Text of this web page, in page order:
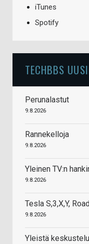
iTunes
Spotify
TECHBBS
Perunalastut
9.8.2026
Rannekelloja
9.8.2026
Yleinen TV:n
9.8.2026
Tesla S,3,X,Y,
9.8.2026
Yleistä